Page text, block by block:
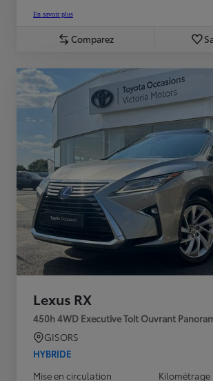
En savoir plus
Comparez
Lexus RX
450h 4WD Executive Toit Ouvrant
GISORS
HYBRIDE
Mise en circulation
Kilométrage